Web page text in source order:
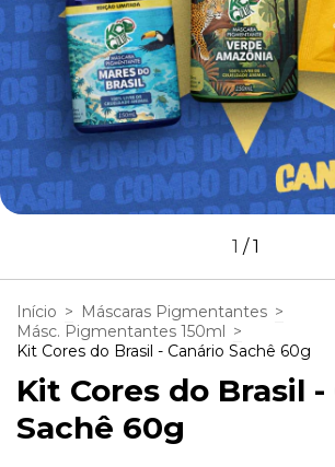
1 /1
Início > Máscaras Pigmentantes >
Másc. Pigmentantes 150ml >
Kit Cores do Brasil - Canário Sachê 60g
Kit Cores do Brasil -
Sachê 60g